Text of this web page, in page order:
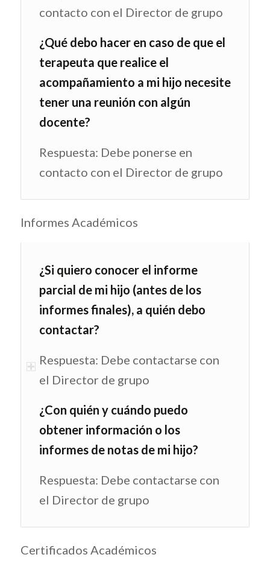
contacto con el Director de grupo
¿Qué debo hacer en caso de que el
terapeuta que realice el
acompañamiento a mi hijo necesite
tener una reunión con algún
docente?
Respuesta: Debe ponerse en
contacto con el Director de grupo
Informes Académicos
¿Si quiero conocer el informe
parcial de mi hijo (antes de los
informes finales), a quién debo
contactar?
Respuesta: Debe contactarse con
el Director de grupo
¿Con quién y cuándo puedo
obtener información o los
informes de notas de mi hijo?
Respuesta: Debe contactarse con
el Director de grupo
Certificados Académicos